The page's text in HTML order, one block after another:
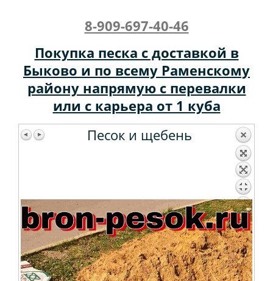
Бой
Торф
Бетон
Чернозем
8-909-697-40-46
Покупка песка с доставкой в
Быково и по всему Раменскому
району напрямую с перевалки
или с карьера от 1 куба
Песок и щебень